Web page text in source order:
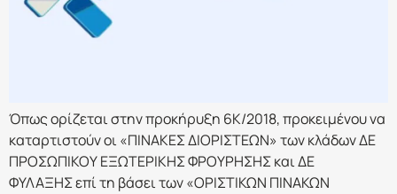
Όπως ορίζεται στην προκήρυξη 6Κ/2018, προκειμένου να
καταρτιστούν οι «ΠΙΝΑΚΕΣ ΔΙΟΡΙΣΤΕΩΝ» των κλάδων ΔΕ
ΠΡΟΣΩΠΙΚΟΥ ΕΞΩΤΕΡΙΚΗΣ ΦΡΟΥΡΗΣΗΣ και ΔΕ
ΦΥΛΑΞΗΣ επί τη βάσει των «ΟΡΙΣΤΙΚΩΝ ΠΙΝΑΚΩΝ